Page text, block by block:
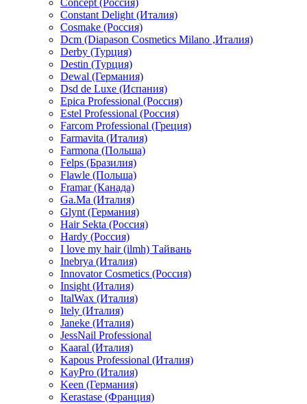
Concept (Россия)
Constant Delight (Италия)
Cosmake (Россия)
Dcm (Diapason Cosmetics Milano ,Италия)
Derby (Турция)
Destin (Турция)
Dewal (Германия)
Dsd de Luxe (Испания)
Epica Professional (Россия)
Estel Professional (Россия)
Farcom Professional (Греция)
Farmavita (Италия)
Farmona (Польша)
Felps (Бразилия)
Flawle (Польша)
Framar (Канада)
Ga.Ma (Италия)
Glynt (Германия)
Hair Sekta (Россия)
Hardy (Россия)
I love my hair (ilmh) Тайвань
Inebrya (Италия)
Innovator Cosmetics (Россия)
Insight (Италия)
ItalWax (Италия)
Itely (Италия)
Janeke (Италия)
JessNail Professional
Kaaral (Италия)
Kapous Professional (Италия)
KayPro (Италия)
Keen (Германия)
Kerastase (Франция)